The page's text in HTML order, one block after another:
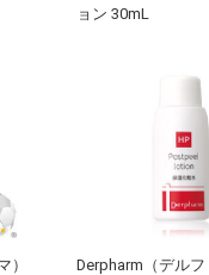
ョン 30mL
）
Derpharm（デルフ